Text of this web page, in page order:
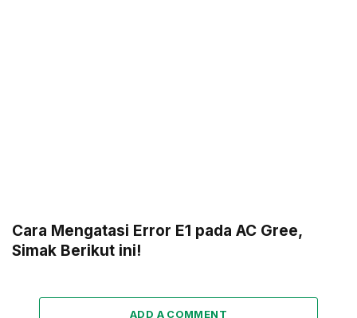
Cara Mengatasi Error E1 pada AC Gree,
Simak Berikut ini!
ADD A COMMENT